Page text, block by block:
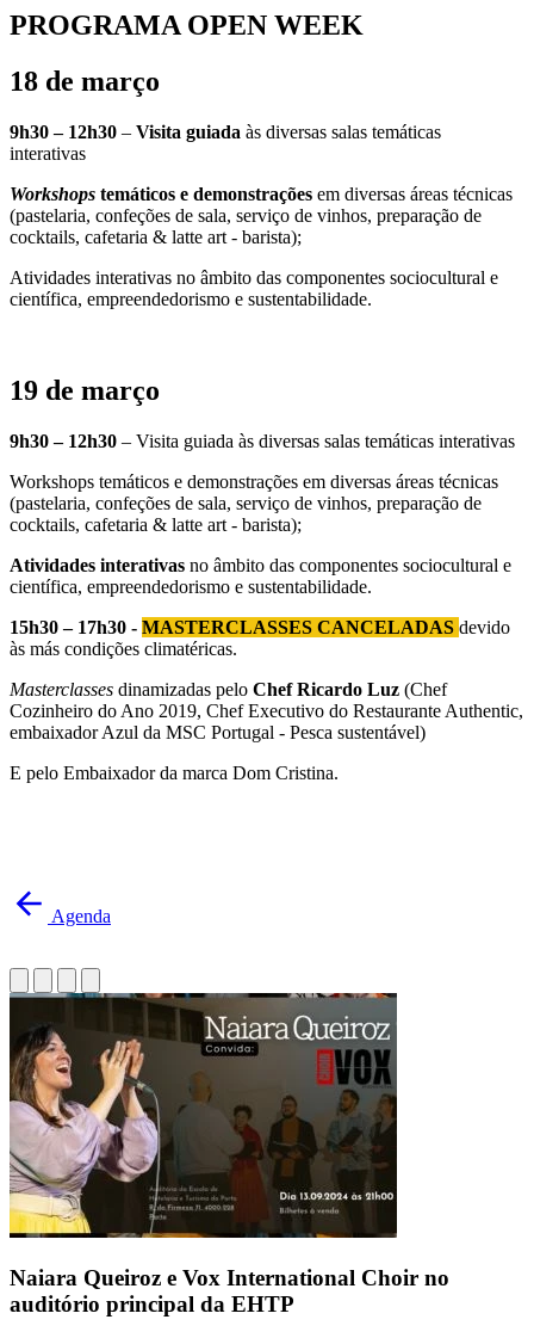
PROGRAMA OPEN WEEK
18 de março
9h30 – 12h30 – Visita guiada às diversas salas temáticas
interativas
Workshops temáticos e demonstrações em diversas áreas técnicas
(pastelaria, confeções de sala, serviço de vinhos, preparação de
cocktails, cafetaria & latte art - barista);
Atividades interativas no âmbito das componentes sociocultural e
científica, empreendedorismo e sustentabilidade.
19 de março
9h30 – 12h30 – Visita guiada às diversas salas temáticas interativas
Workshops temáticos e demonstrações em diversas áreas técnicas
(pastelaria, confeções de sala, serviço de vinhos, preparação de
cocktails, cafetaria & latte art - barista);
Atividades interativas no âmbito das componentes sociocultural e
científica, empreendedorismo e sustentabilidade.
15h30 – 17h30 - MASTERCLASSES CANCELADAS devido
às más condições climatéricas.
Masterclasses dinamizadas pelo Chef Ricardo Luz (Chef
Cozinheiro do Ano 2019, Chef Executivo do Restaurante Authentic,
embaixador Azul da MSC Portugal - Pesca sustentável)
E pelo Embaixador da marca Dom Cristina.
Agenda
Naiara Queiroz e Vox International Choir no
auditório principal da EHTP